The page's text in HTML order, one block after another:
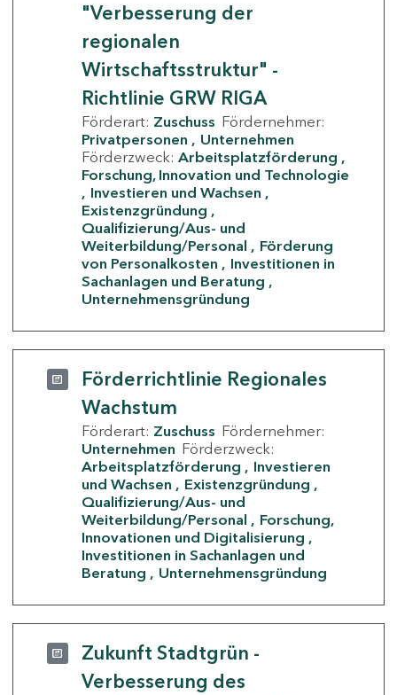
"Verbesserung der
regionalen
Wirtschaftsstruktur" -
Richtlinie GRW RIGA
Förderart: Zuschuss Fördernehmer:
Privatpersonen
Unternehmen
Förderzweck: Arbeitsplatzförderung
Forschung, Innovation und Technologie
Investieren und Wachsen
Existenzgründung
Qualifizierung/Aus- und
Weiterbildung/Personal
Förderung
von Personalkosten
Investitionen in
Sachanlagen und Beratung
Unternehmensgründung
Förderrichtlinie Regionales
Wachstum
Förderart: Zuschuss Fördernehmer:
Unternehmen Förderzweck:
Arbeitsplatzförderung
Investieren
und Wachsen
Existenzgründung
Qualifizierung/Aus- und
Weiterbildung/Personal
Forschung,
Innovationen und Digitalisierung
Investitionen in Sachanlagen und
Beratung
Unternehmensgründung
Zukunft Stadtgrün -
Verbesserung des